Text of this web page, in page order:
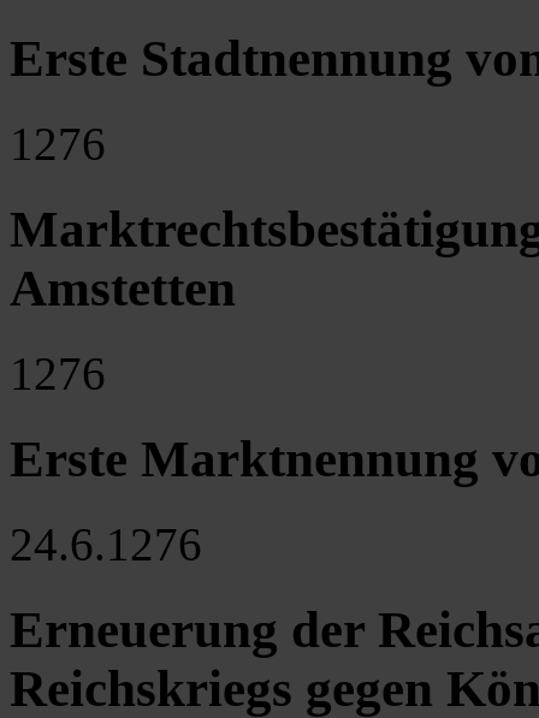
Erste Stadtnennung
1276
Amstetten
1276
Erste Marktnennung
24.6.1276
Erneuerung der
Reichskriegs gegen